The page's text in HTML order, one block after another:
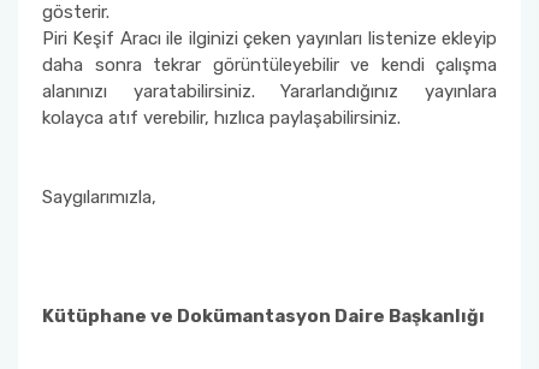
gösterir.
Piri Keşif Aracı ile ilginizi çeken yayınları listenize ekleyip
daha sonra tekrar görüntüleyebilir ve kendi çalışma
alanınızı yaratabilirsiniz. Yararlandığınız yayınlara
kolayca atıf verebilir, hızlıca paylaşabilirsiniz.
Saygılarımızla,
Kütüphane ve Dokümantasyon Daire Başkanlığı